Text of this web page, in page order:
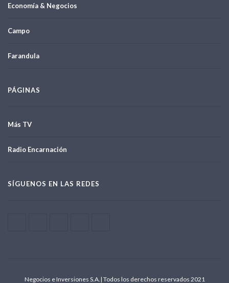
Economía & Negocios
Campo
Farandula
PÁGINAS
Más TV
Radio Encarnación
SÍGUENOS EN LAS REDES
Negocios e Inversiones S.A.| Todos los derechos reservados 2021